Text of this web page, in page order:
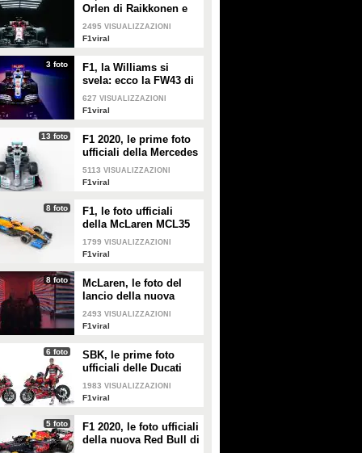
Orlen di Raikkonen e
Giovinazzi
2495 VISUALIZZAZIONI
F1viral
3 foto
F1, la Williams si
svela: ecco la FW43 di
Russel e Latifi
627 VISUALIZZAZIONI
F1viral
13 foto
F1 2020, le prime foto
ufficiali della Mercedes
W11
5113 VISUALIZZAZIONI
F1viral
8 foto
F1, le foto ufficiali
della McLaren MCL35
1799 VISUALIZZAZIONI
F1viral
8 foto
McLaren, le foto del
lancio della nuova
MCL35
2493 VISUALIZZAZIONI
F1viral
6 foto
SBK, le prime foto
ufficiali delle Ducati
Panigale di Redding e
Davies
1983 VISUALIZZAZIONI
F1viral
5 foto
F1 2020, le foto ufficiali
della nuova Red Bull di